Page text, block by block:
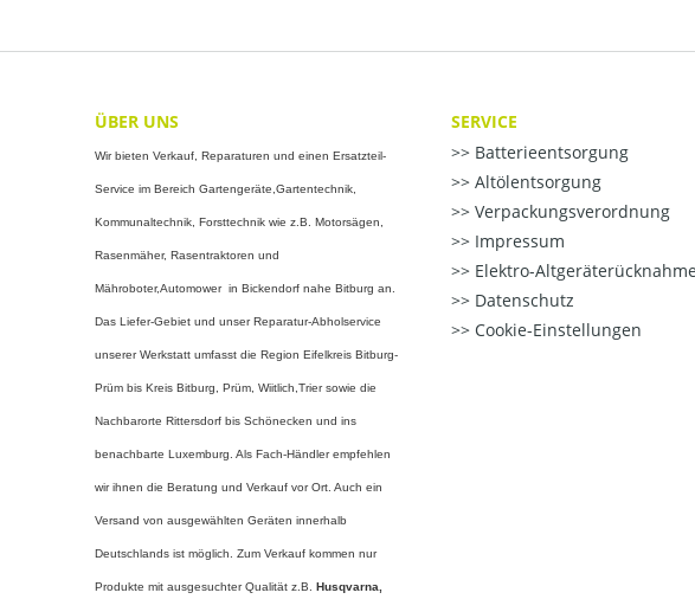
ÜBER UNS
Wir bieten Verkauf, Reparaturen und einen Ersatzteil-
Service im Bereich Gartengeräte,Gartentechnik,
Kommunaltechnik, Forsttechnik wie z.B. Motorsägen,
Rasenmäher, Rasentraktoren und
Mähroboter,Automower in Bickendorf nahe Bitburg an.
Das Liefer-Gebiet und unser Reparatur-Abholservice
unserer Werkstatt umfasst die Region Eifelkreis Bitburg-
Prüm bis Kreis Bitburg, Prüm, Wiitlich,Trier sowie die
Nachbarorte Rittersdorf bis Schönecken und ins
benachbarte Luxemburg. Als Fach-Händler empfehlen
wir ihnen die Beratung und Verkauf vor Ort. Auch ein
Versand von ausgewählten Geräten innerhalb
Deutschlands ist möglich. Zum Verkauf kommen nur
Produkte mit ausgesuchter Qualität z.B. Husqvarna,
SERVICE
Batterieentsorgung
Altölentsorgung
Verpackungsverordnung
Impressum
Elektro-Altgeräterücknahme
Datenschutz
Cookie-Einstellungen